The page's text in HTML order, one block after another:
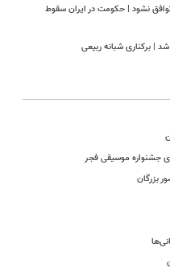
توافق نشود | حکومت در ایران سقوط
| برکناری شبانه ربیعی
جشنواره موسیقی فجر
بزرگان